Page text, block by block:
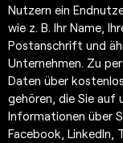
Nutzern ein
wie z. B. Ihr Name,
Postanschrift und
Unternehmen. Zu
Daten über
gehören, die Sie auf
Informationen über
Facebook, LinkedIn,